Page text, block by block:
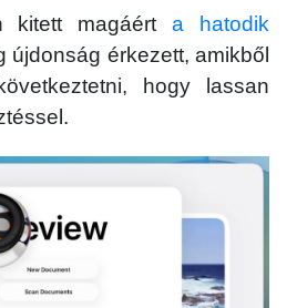
kitett magáérta hatodik
újdonság érkezett, amikből
hogy lassan